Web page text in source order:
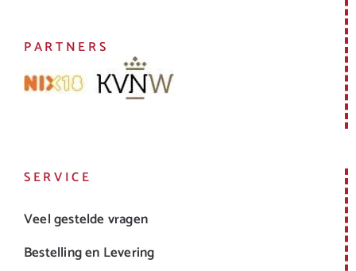
PARTNERS
SERVICE
Veel gestelde vragen
Bestelling en Levering